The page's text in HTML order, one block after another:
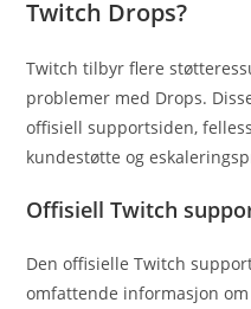
Twitch Drops?
Twitch tilbyr flere
problemer med Drops.
offisiell supportsiden,
kundestøtte og
Offisiell Twitch
Den offisielle Twitch
omfattende informasjon